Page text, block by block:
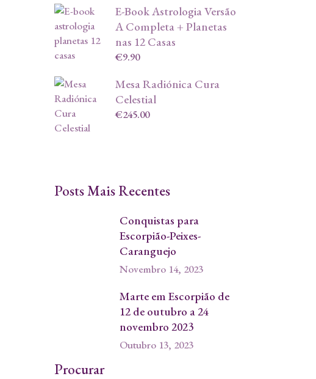
E-Book Astrologia Versão
A Completa + Planetas
nas 12 Casas
€9.90
Mesa Radiónica Cura
Celestial
€245.00
Posts Mais Recentes
Conquistas para
Escorpião-Peixes-
Caranguejo
Novembro 14, 2023
Marte em Escorpião de
12 de outubro a 24
novembro 2023
Outubro 13, 2023
Procurar